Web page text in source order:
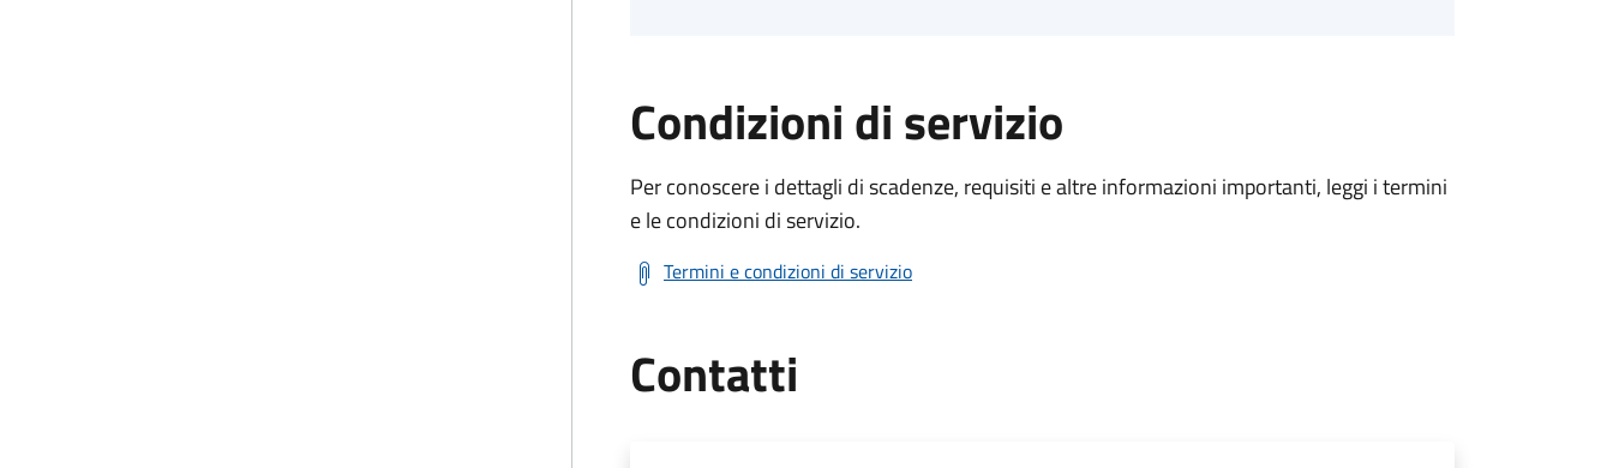
Condizioni di servizio
Per conoscere i dettagli di scadenze, requisiti e altre informazioni importanti, leggi i termini
e le condizioni di servizio.
Termini e condizioni di servizio
Contatti